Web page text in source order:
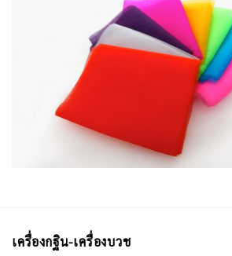
เครื่องกฐิน-เครื่องบวช